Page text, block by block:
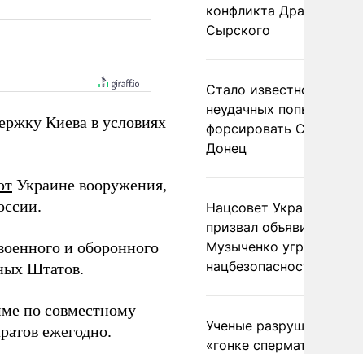
Киева в условиях
Украине вооружения,
и оборонного
Штатов.
по совместному
ежегодно.
конфликта Драпатого и
Сырского
Стало известно о
неудачных попытках
форсировать
Донец
Нацсовет Украины по
призвал объявить
Музыченко угрозой
нацбезопасности
Ученые разрушили миф
«гонке